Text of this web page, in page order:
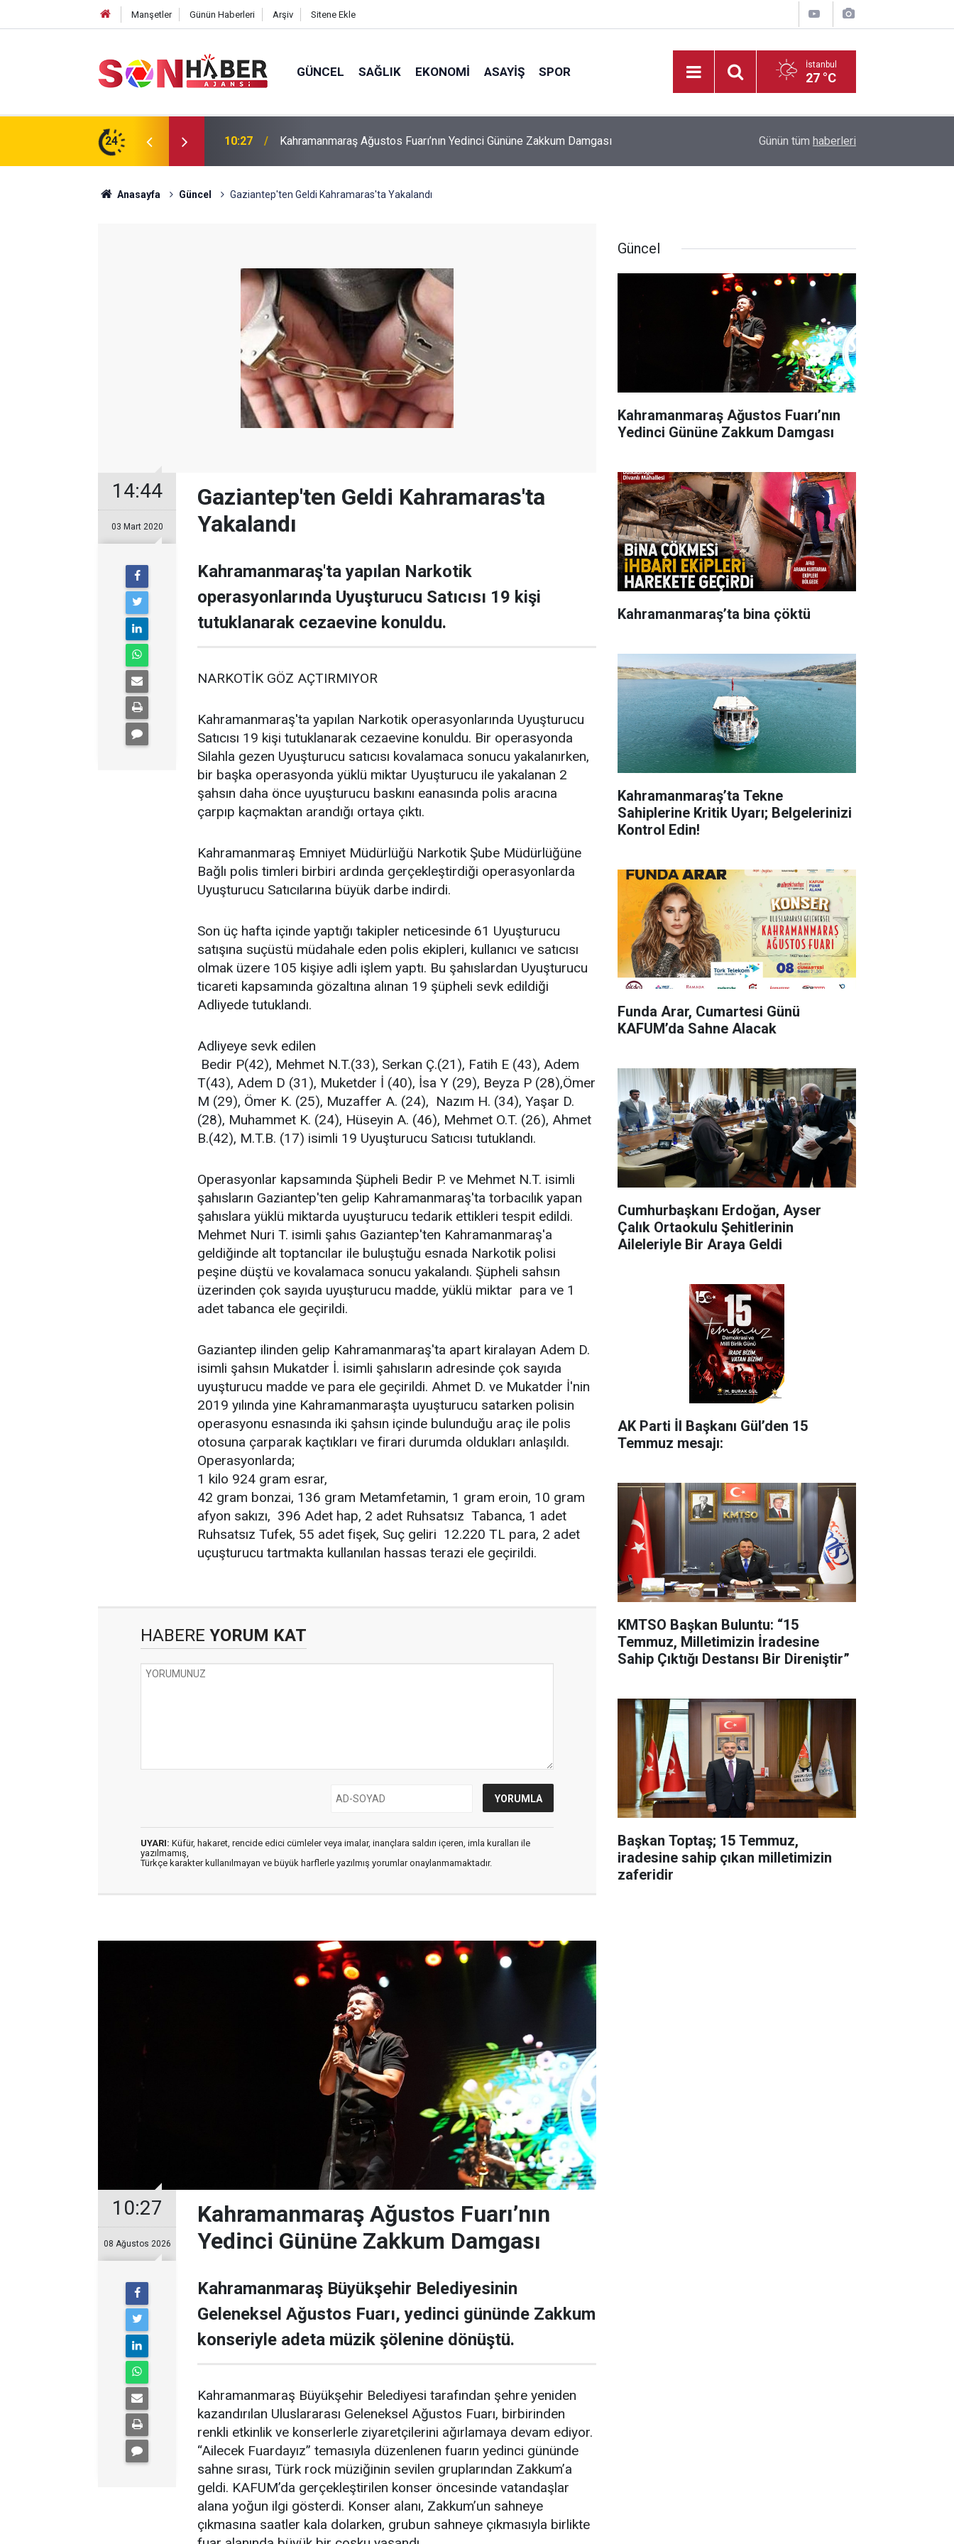
Manşetler Günün Haberleri Arşiv Sitene Ekle
GÜNCEL SAĞLIK EKONOMI ASAYIŞ SPOR İstanbul
27 °C
24
Yedinci Gününe Zakkum Damgası 10:20 Hanife Öksüz: Fabrikalar bizim değil, milletin bize emanetidir TSYD Kahramanmaraş Cup’ta altyapı heyecanı
Günün tüm haberleri
Anasayfa Güncel Gaziantep'ten Geldi Kahramaras'ta Yakalandı
14:44
03 Mart 2020
Gaziantep'ten Geldi Kahramaras'ta
Yakalandı
Kahramanmaraş'ta yapılan Narkotik
operasyonlarında Uyuşturucu Satıcısı 19 kişi
tutuklanarak cezaevine konuldu.
NARKOTİK GÖZ AÇTIRMIYOR
Kahramanmaraş'ta yapılan Narkotik operasyonlarında Uyuşturucu
Satıcısı 19 kişi tutuklanarak cezaevine konuldu. Bir operasyonda
Silahla gezen Uyuşturucu satıcısı kovalamaca sonucu yakalanırken,
bir başka operasyonda yüklü miktar Uyuşturucu ile yakalanan 2
şahsın daha önce uyuşturucu baskını eanasında polis aracına
çarpıp kaçmaktan arandığı ortaya çıktı.
Kahramanmaraş Emniyet Müdürlüğü Narkotik Şube Müdürlüğüne
Bağlı polis timleri birbiri ardında gerçekleştirdiği operasyonlarda
Uyuşturucu Satıcılarına büyük darbe indirdi.
Son üç hafta içinde yaptığı takipler neticesinde 61 Uyuşturucu
satışına suçüstü müdahale eden polis ekipleri, kullanıcı ve satıcısı
olmak üzere 105 kişiye adli işlem yaptı. Bu şahıslardan Uyuşturucu
ticareti kapsamında gözaltına alınan 19 şüpheli sevk edildiği
Adliyede tutuklandı.
Adliyeye sevk edilen
Bedir P(42), Mehmet N.T.(33), Serkan Ç.(21), Fatih E (43), Adem
T(43), Adem D (31), Muketder İ (40), İsa Y (29), Beyza P (28),Ömer
M (29), Ömer K. (25), Muzaffer A. (24), Nazım H. (34), Yaşar D.
(28), Muhammet K. (24), Hüseyin A. (46), Mehmet O.T. (26), Ahmet
B.(42), M.T.B. (17) isimli 19 Uyuşturucu Satıcısı tutuklandı.
Operasyonlar kapsamında Şüpheli Bedir P. ve Mehmet N.T. isimli
şahısların Gaziantep'ten gelip Kahramanmaraş'ta torbacılık yapan
şahıslara yüklü miktarda uyuşturucu tedarik ettikleri tespit edildi.
Mehmet Nuri T. isimli şahıs Gaziantep'ten Kahramanmaraş'a
geldiğinde alt toptancılar ile buluştuğu esnada Narkotik polisi
peşine düştü ve kovalamaca sonucu yakalandı. Şüpheli sahsın
üzerinden çok sayıda uyuşturucu madde, yüklü miktar para ve 1
adet tabanca ele geçirildi.
Gaziantep ilinden gelip Kahramanmaraş'ta apart kiralayan Adem D.
isimli şahsın Mukatder İ. isimli şahısların adresinde çok sayıda
uyuşturucu madde ve para ele geçirildi. Ahmet D. ve Mukatder İ'nin
2019 yılında yine Kahramanmaraşta uyuşturucu satarken polisin
operasyonu esnasında iki şahsın içinde bulunduğu araç ile polis
otosuna çarparak kaçtıkları ve firari durumda oldukları anlaşıldı.
Operasyonlarda;
1 kilo 924 gram esrar,
42 gram bonzai, 136 gram Metamfetamin, 1 gram eroin, 10 gram
afyon sakızı, 396 Adet hap, 2 adet Ruhsatsız Tabanca, 1 adet
Ruhsatsız Tufek, 55 adet fişek, Suç geliri 12.220 TL para, 2 adet
uçuşturucu tartmakta kullanılan hassas terazi ele geçirildi.
HABERE YORUM KAT
UYARI: Küfür, hakaret, rencide edici cümleler veya imalar, inançlara saldırı içeren, imla kuralları ile
yazılmamış,
Türkçe karakter kullanılmayan ve büyük harflerle yazılmış yorumlar onaylanmamaktadır.
10:27
08 Ağustos 2026
Kahramanmaraş Ağustos Fuarı’nın
Yedinci Gününe Zakkum Damgası
Kahramanmaraş Büyükşehir Belediyesinin
Geleneksel Ağustos Fuarı, yedinci gününde Zakkum
konseriyle adeta müzik şölenine dönüştü.
Kahramanmaraş Büyükşehir Belediyesi tarafından şehre yeniden
kazandırılan Uluslararası Geleneksel Ağustos Fuarı, birbirinden
renkli etkinlik ve konserlerle ziyaretçilerini ağırlamaya devam ediyor.
“Ailecek Fuardayız” temasıyla düzenlenen fuarın yedinci gününde
sahne sırası, Türk rock müziğinin sevilen gruplarından Zakkum’a
geldi. KAFUM’da gerçekleştirilen konser öncesinde vatandaşlar
alana yoğun ilgi gösterdi. Konser alanı, Zakkum’un sahneye
çıkmasına saatler kala dolarken, grubun sahneye çıkmasıyla birlikte
Güncel
Kahramanmaraş Ağustos Fuarı’nın
Yedinci Gününe Zakkum Damgası
Kahramanmaraş’ta bina çöktü
Kahramanmaraş’ta Tekne
Sahiplerine Kritik Uyarı; Belgelerinizi
Kontrol Edin!
Funda Arar, Cumartesi Günü
KAFUM’da Sahne Alacak
Cumhurbaşkanı Erdoğan, Ayser
Çalık Ortaokulu Şehitlerinin
Aileleriyle Bir Araya Geldi
AK Parti İl Başkanı Gül’den 15
Temmuz mesajı:
KMTSO Başkan Buluntu: “15
Temmuz, Milletimizin İradesine
Sahip Çıktığı Destansı Bir Direniştir”
Başkan Toptaş; 15 Temmuz,
iradesine sahip çıkan milletimizin
zaferidir